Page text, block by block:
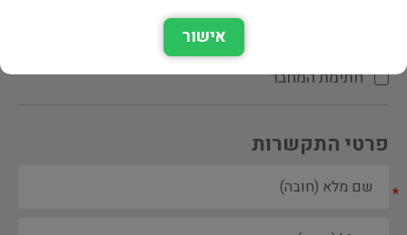
הקדשת המחבר\המתרגם
חתימת המחבר
פרטי התקשרות
*
אישור